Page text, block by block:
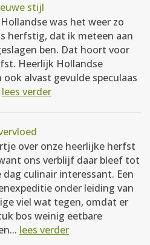
stijl
was het weer zo
herfstig, dat ik meteen aan
ben. Dat hoort voor
Heerlijk Hollandse
ook alvast gevulde speculaas
lees verder
over onze heerlijke herfst
ons verblijf daar bleef tot
culinair interessant. Een
onder leiding van
viel wat tegen, omdat er
bos weinig eetbare
lees verder